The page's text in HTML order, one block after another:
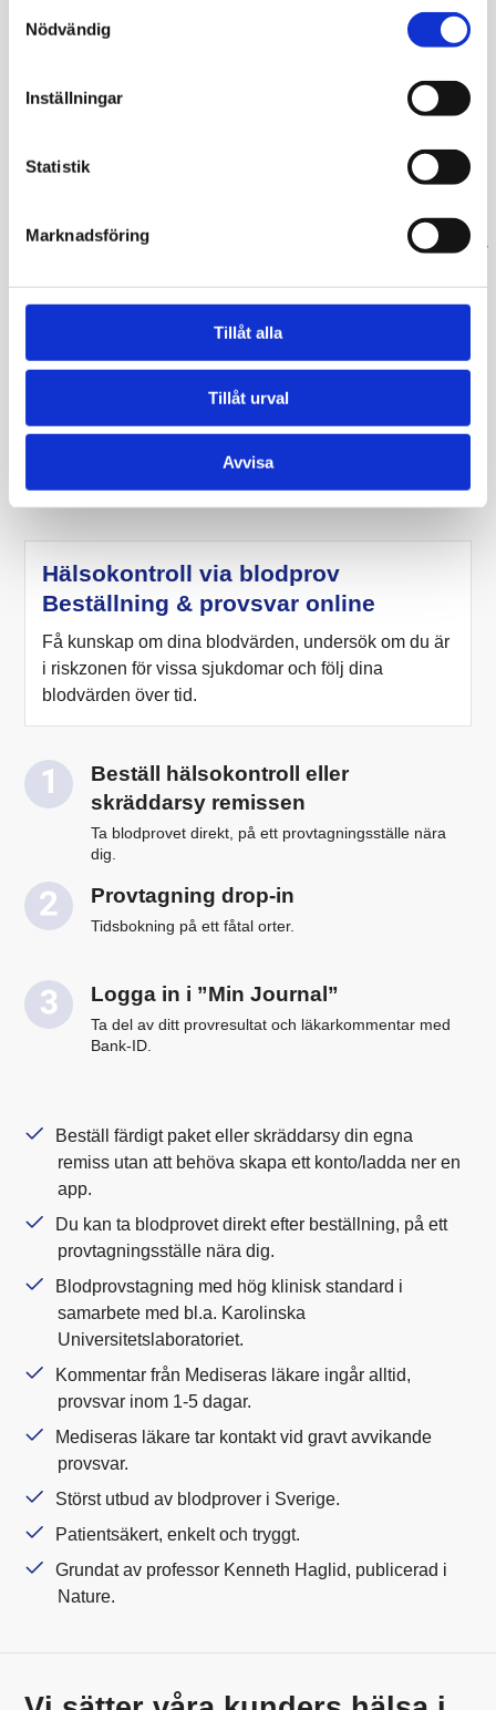
Nödvändig
Inställningar
Statistik
Marknadsföring
Tillåt alla
Tillåt urval
Avvisa
Omfattande kartläggning av dina värden
1990kr
Hälsokontroll via blodprov
Beställning & provsvar online
Få kunskap om dina blodvärden, undersök om du är
i riskzonen för vissa sjukdomar och följ dina
blodvärden över tid.
Beställ hälsokontroll eller
skräddarsy remissen
Ta blodprovet direkt, på ett provtagningsställe nära
dig.
Provtagning drop-in
Tidsbokning på ett fåtal orter.
Logga in i ”Min Journal”
Ta del av ditt provresultat och läkarkommentar med
Bank-ID.
Beställ färdigt paket eller skräddarsy din egna
remiss utan att behöva skapa ett konto/ladda ner en
app.
Du kan ta blodprovet direkt efter beställning, på ett
provtagningsställe nära dig.
Blodprovstagning med hög klinisk standard i
samarbete med bl.a. Karolinska
Universitetslaboratoriet.
Kommentar från Mediseras läkare ingår alltid,
provsvar inom 1-5 dagar.
Mediseras läkare tar kontakt vid gravt avvikande
provsvar.
Störst utbud av blodprover i Sverige.
Patientsäkert, enkelt och tryggt.
Grundat av professor Kenneth Haglid, publicerad i
Nature.